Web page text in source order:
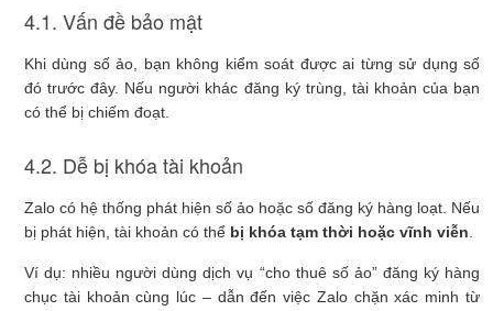
4.1. Vấn đề bảo mật
Khi dùng số ảo, bạn không kiểm soát được ai từng sử dụng số
đó trước đây. Nếu người khác đăng ký trùng, tài khoản của bạn
có thể bị chiếm đoạt.
4.2. Dễ bị khóa tài khoản
Zalo có hệ thống phát hiện số ảo hoặc số đăng ký hàng loạt. Nếu
bị phát hiện, tài khoản có thể bị khóa tạm thời hoặc vĩnh viễn
Ví dụ: nhiều người dùng dịch vụ “cho thuê số ảo” đăng ký hàng
chục tài khoản cùng lúc – dẫn đến việc Zalo chặn xác minh từ